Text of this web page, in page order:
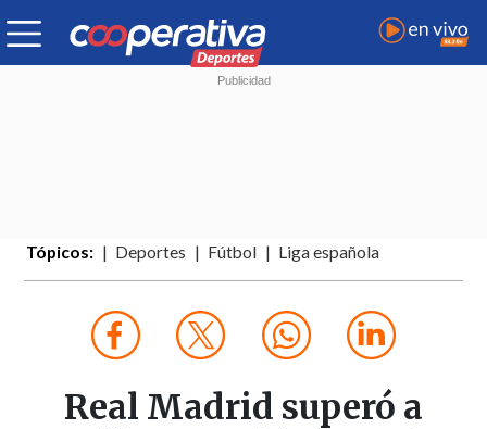
Tópicos: Deportes Fútbol Liga española
Real Madrid superó a